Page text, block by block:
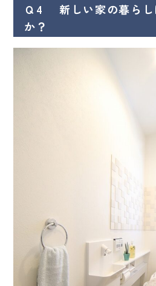
Ｑ4 新しい家の暮らし
か？